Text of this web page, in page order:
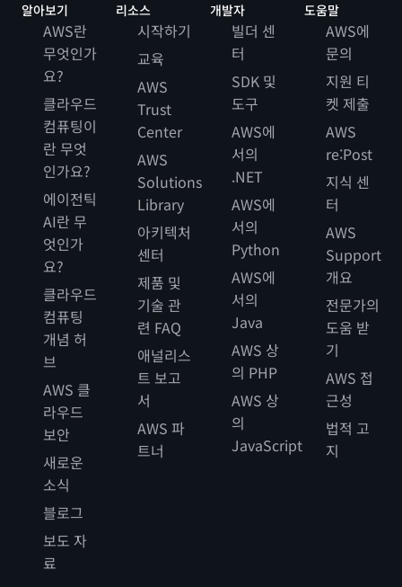
알아보기
AWS란
무엇인가
요?
클라우드
컴퓨팅이
란 무엇
인가요?
에이전틱
AI란 무
엇인가
요?
클라우드
컴퓨팅
개념 허
브
AWS 클
라우드
보안
새로운
소식
블로그
보도 자
료
리소스
시작하기
교육
AWS
Trust
Center
AWS
Solutions
Library
아키텍처
센터
제품 및
기술 관
련 FAQ
애널리스
트 보고
서
AWS 파
트너
개발자
빌더 센
터
SDK 및
도구
AWS에
서의
.NET
AWS에
서의
Python
AWS에
서의
Java
AWS 상
의 PHP
AWS 상
의
JavaScript
도움말
AWS에
문의
지원 티
켓 제출
AWS
re:Post
지식 센
터
AWS
Support
개요
전문가의
도움 받
기
AWS 접
근성
법적 고
지